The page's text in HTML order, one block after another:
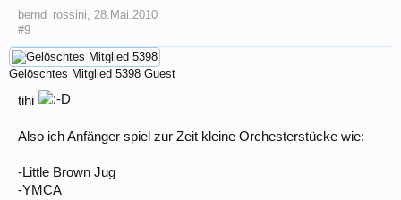
bernd_rossini, 28.Mai.2010
#9
Gelöschtes Mitglied 5398 Guest
tihi
Also ich Anfänger spiel zur Zeit kleine Orchesterstücke wie:
-Little Brown Jug
-YMCA